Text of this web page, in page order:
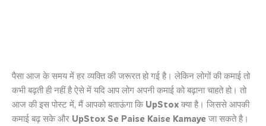
पैसा आज के समय में हर व्यक्ति की जरूरत हो गई है। लेकिन लोगों की कमाई तो
कभी बढ़ती ही नहीं है ऐसे में यदि आप लोग अपनी कमाई को बढ़ाना चाहते हो। तो
आज की इस पोस्ट में, मैं आपको बताऊंगा कि UpStox क्या है। जिससे आपकी
कमाई बढ़ सके और UpStox Se Paise Kaise Kamaye जा सकते है।